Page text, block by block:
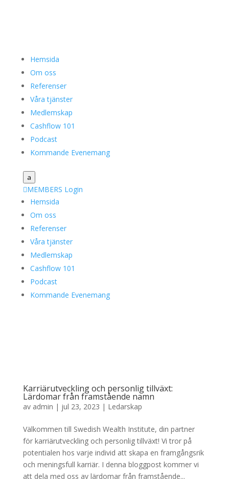
Hemsida
Om oss
Referenser
Våra tjänster
Medlemskap
Cashflow 101
Podcast
Kommande Evenemang
a
MEMBERS Login
Hemsida
Om oss
Referenser
Våra tjänster
Medlemskap
Cashflow 101
Podcast
Kommande Evenemang
Karriärutveckling och personlig tillväxt:
Lärdomar från framstående namn
av admin | jul 23, 2023 | Ledarskap
Välkommen till Swedish Wealth Institute, din partner
för karriärutveckling och personlig tillväxt! Vi tror på
potentialen hos varje individ att skapa en framgångsrik
och meningsfull karriär. I denna bloggpost kommer vi
att dela med oss av lärdomar från framstående...